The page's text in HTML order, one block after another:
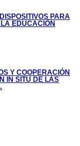
PARA
EDUCACIÓN
Y COOPERACIÓN
IN SITU DE LAS